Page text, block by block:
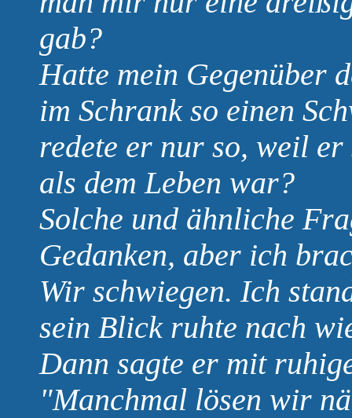
gab?
Hatte mein Gegenüber
im Schrank so einen
redete er nur so, weil er
als dem Leben war?
Solche und ähnliche
Gedanken, aber ich
Wir schwiegen. Ich
sein Blick ruhte nach
Dann sagte er mit
"Manchmal lösen wir